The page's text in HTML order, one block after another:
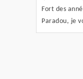
Fort des
Paradou, je